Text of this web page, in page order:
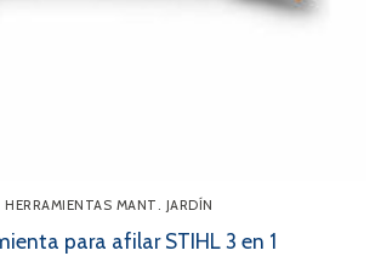
HERRAMIENTAS MANT. JARDÍN
para afilar STIHL 3 en 1